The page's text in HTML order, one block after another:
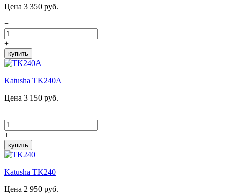
Цена 3 350 руб.
−
+
купить
Katusha TK240A
Цена 3 150 руб.
−
+
купить
Katusha TK240
Цена 2 950 руб.